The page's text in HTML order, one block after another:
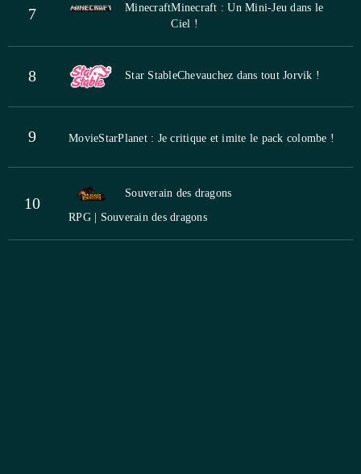
7 MinecraftMinecraft : Un Mini-Jeu dans le
Ciel !
8 Star StableChevauchez dans tout Jorvik !
9 MovieStarPlanet : Je critique et imite le pack colombe !
10
Souverain des dragons
RPG | Souverain des dragons